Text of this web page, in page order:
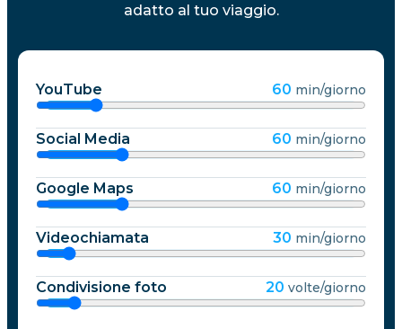
adatto al tuo viaggio.
YouTube 60 min/giorno
Social Media 60 min/giorno
Google Maps 60 min/giorno
Videochiamata 30 min/giorno
Condivisione foto 20 volte/giorno